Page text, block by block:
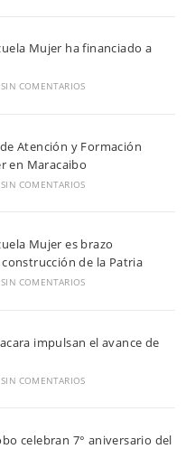
Mujer ha financiado a
SIN COMENTARIOS
Atención y Formación
en Maracaibo
SIN COMENTARIOS
Mujer es brazo
de la Patria
SIN COMENTARIOS
impulsan el avance de
SIN COMENTARIOS
celebran 7° aniversario del